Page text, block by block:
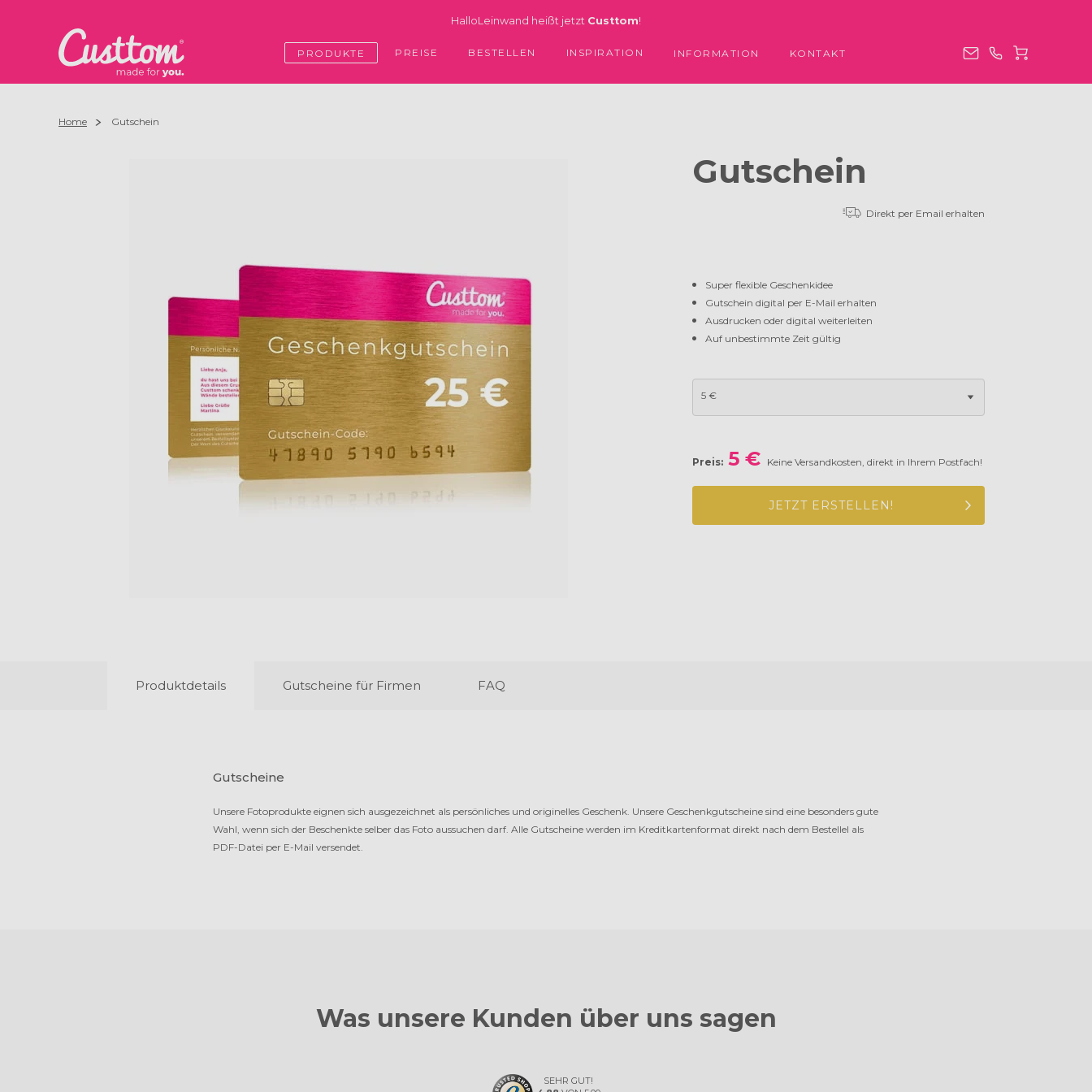
HalloLeinwand heißt jetzt Custtom!
PRODUKTE PREISE BESTELLEN INSPIRATION INFORMATION KONTAKT
Home Gutschein
Gutschein
Direkt per Email erhalten
Super flexible Geschenkidee
Gutschein digital per E-Mail erhalten
Ausdrucken oder digital weiterleiten
Auf unbestimmte Zeit gültig
5 €
Preis: 5 € Keine Versandkosten, direkt in Ihrem Postfach!
JETZT ERSTELLEN!
Produktdetails Gutscheine für Firmen FAQ
Gutscheine
Unsere Fotoprodukte eignen sich ausgezeichnet als persönliches und originelles Geschenk. Unsere Ge­schenk­gut­scheine sind eine be­son­ders gute
Wahl, wenn sich der Be­schenk­te selber das Foto aus­su­chen darf. Alle Gutscheine werden im Kreditkartenformat direkt nach dem Bestellel als
PDF-Datei per E-Mail versendet.
Was unsere Kunden über uns sagen
SEHR GUT!